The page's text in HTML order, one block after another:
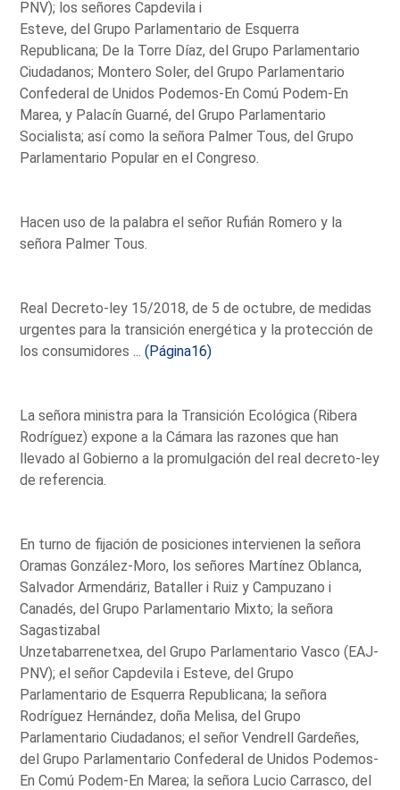
PNV); los señores Capdevila i
Esteve, del Grupo Parlamentario de Esquerra
Republicana; De la Torre Díaz, del Grupo Parlamentario
Ciudadanos; Montero Soler, del Grupo Parlamentario
Confederal de Unidos Podemos-En Comú Podem-En
Marea, y Palacín Guarné, del Grupo Parlamentario
Socialista; así como la señora Palmer Tous, del Grupo
Parlamentario Popular en el Congreso.
Hacen uso de la palabra el señor Rufián Romero y la
señora Palmer Tous.
Real Decreto-ley 15/2018, de 5 de octubre, de medidas
urgentes para la transición energética y la protección de
los consumidores ...(Página16)
La señora ministra para la Transición Ecológica (Ribera
Rodríguez) expone a la Cámara las razones que han
llevado al Gobierno a la promulgación del real decreto-ley
de referencia.
En turno de fijación de posiciones intervienen la señora
Oramas González-Moro, los señores Martínez Oblanca,
Salvador Armendáriz, Bataller i Ruiz y Campuzano i
Canadés, del Grupo Parlamentario Mixto; la señora
Sagastizabal
Unzetabarrenetxea, del Grupo Parlamentario Vasco (EAJ-
PNV); el señor Capdevila i Esteve, del Grupo
Parlamentario de Esquerra Republicana; la señora
Rodríguez Hernández, doña Melisa, del Grupo
Parlamentario Ciudadanos; el señor Vendrell Gardeñes,
del Grupo Parlamentario Confederal de Unidos Podemos-
En Comú Podem-En Marea; la señora Lucio Carrasco, del